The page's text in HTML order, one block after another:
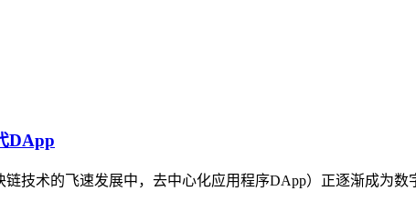
DApp
技术的飞速发展中，去中心化应用程序DApp）正逐渐成为